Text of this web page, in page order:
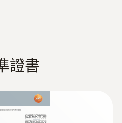
證書